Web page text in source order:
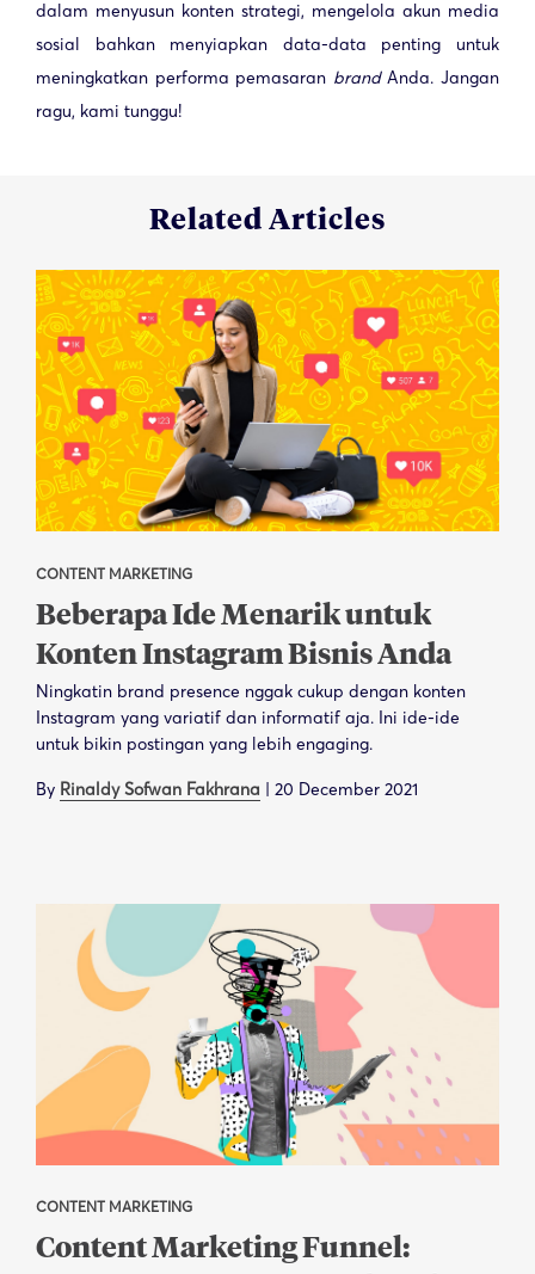
dalam menyusun konten strategi, mengelola akun media
sosial bahkan menyiapkan data-data penting untuk
meningkatkan performa pemasaran brandAnda. Jangan
ragu, kami tunggu!
Related Articles
CONTENT MARKETING
Beberapa Ide Menarik untuk
Konten Instagram Bisnis Anda
Ningkatin brand presence nggak cukup dengan konten
Instagram yang variatif dan informatif aja. Ini ide-ide
untuk bikin postingan yang lebih engaging.
By Rinaldy Sofwan Fakhrana 20 December 2021
CONTENT MARKETING
Content Marketing Funnel: